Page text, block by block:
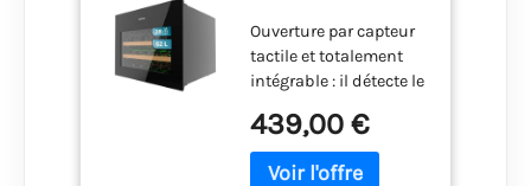
GrandSommelier
BI 28000. Cave à
vin encastrable,
noire,capacité de
28 bouteilles,
température 5-20
Ouverture par capteur
tactile et totalement
intégrable : il détecte le
s'ouvre
automatiquement.
Parfait à placer dans
439,00 €